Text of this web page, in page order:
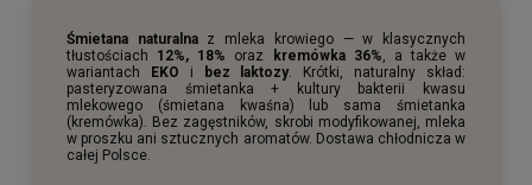
Śmietana naturalnaz mleka krowiego — w klasycznych
tłustościach 12%, 18% oraz kremówka 36%, a także w
wariantach
EKO i bez laktozy. Krótki, naturalny skład:
pasteryzowana śmietanka + kultury bakterii kwasu
mlekowego (śmietana kwaśna) lub sama śmietanka
(kremówka). Bez zagęstników, skrobi modyfikowanej, mleka
w proszku ani sztucznych aromatów. Dostawa chłodnicza w
całej Polsce.